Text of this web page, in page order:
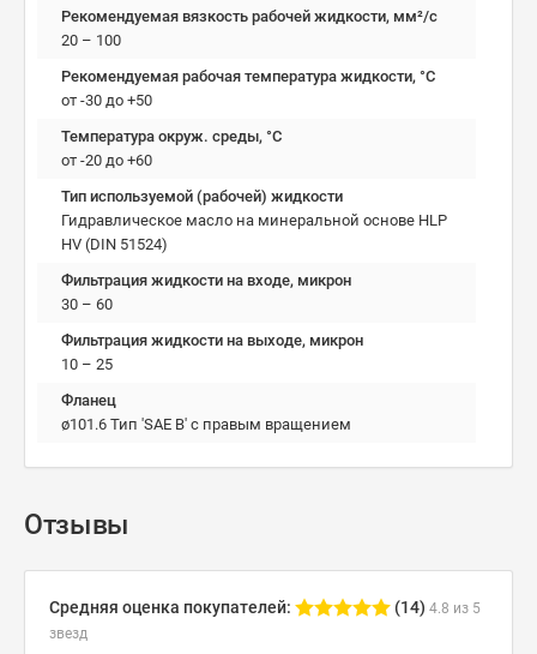
Рекомендуемая вязкость рабочей жидкости, мм²/с
20 – 100
Рекомендуемая рабочая температура жидкости, °C
от -30 до +50
Температура окруж. среды, °C
от -20 до +60
Тип используемой (рабочей) жидкости
Гидравлическое масло на минеральной основе HLP
HV (DIN 51524)
Фильтрация жидкости на входе, микрон
30 – 60
Фильтрация жидкости на выходе, микрон
10 – 25
Фланец
ø101.6 Тип 'SAE B' с правым вращением
Отзывы
Средняя оценка покупателей: (14) 4.8 из 5
звезд